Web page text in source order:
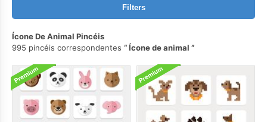
Filters
Ícone De Animal Pincéis
995 pincéis correspondentes
Ícone de animal